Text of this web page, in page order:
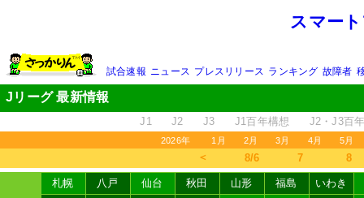
スマー
試合速報 ニュース プレスリリース ランキング 故障者
Jリーグ 最新情報
J1 J2 J3 J1百年構想 J2・J3百
2026年 1月 2月 3月 4月 5月
＜ 8/6 7 8
札幌 八戸 仙台 秋田 山形 福島
いわき